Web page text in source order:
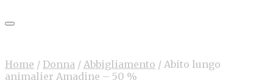
Home / Donna / Abbigliamento / Abito lungo
animalier Amadine – 50 %